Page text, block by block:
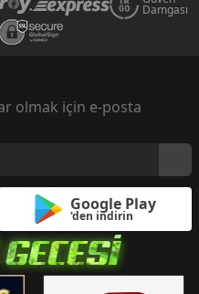
Damgası
olmak için e-posta
Google Play
'den indirin